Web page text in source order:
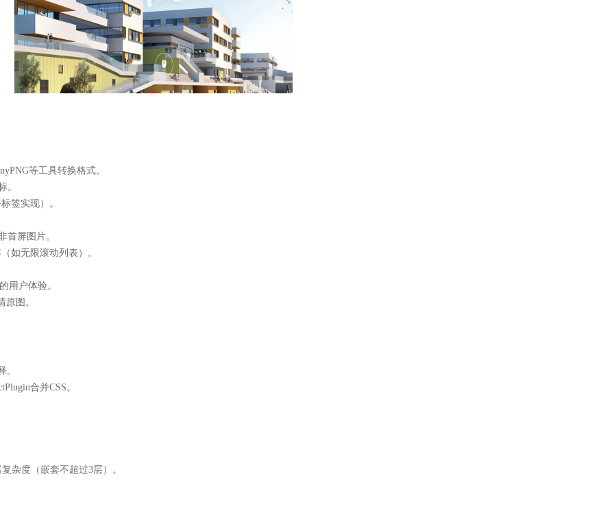
等工具转换格式。
。
签实现）。
首屏图片。
如无限滚动列表）。
用户体验。
图。
。
合并CSS。
杂度（嵌套不超过3层）。